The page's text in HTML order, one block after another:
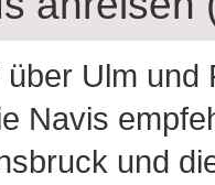
über Ulm
Navis
und